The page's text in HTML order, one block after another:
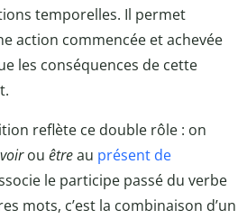
temporelles. Il permet
action commencée et achevée
les conséquences de cette
reflète ce double rôle : on
ou êtreau présent de
le participe passé du verbe
mots, c’est la combinaison d’un